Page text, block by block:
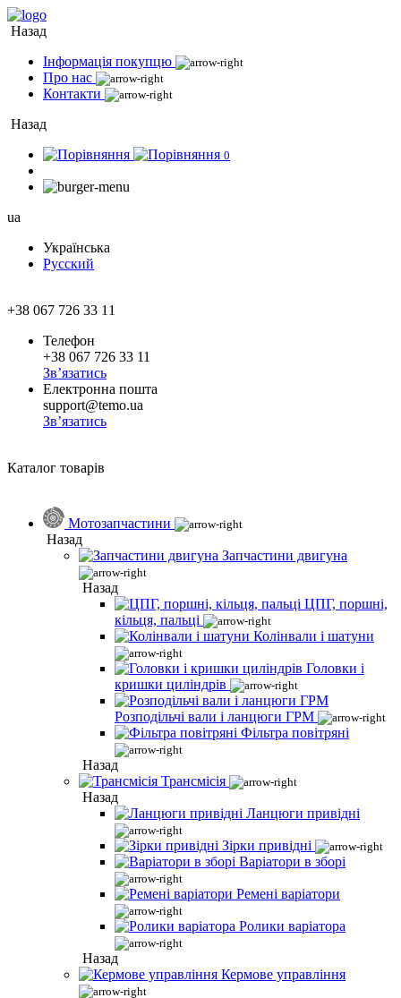
Назад
Інформація покупцю
Про нас
Контакти
Назад
0
ua
Українська
Русский
+38 067 726 33 11
Телефон
+38 067 726 33 11
Зв’язатись
Електронна пошта
support@temo.ua
Зв’язатись
Каталог товарів
Мотозапчастини
Назад
Запчастини двигуна
Назад
ЦПГ, поршні,
кільця, пальці
Колінвали і шатуни
Головки і
кришки циліндрів
Розподільчі вали і ланцюги ГРМ
Фільтра повітряні
Назад
Трансмісія
Назад
Ланцюги привідні
Зірки привідні
Варіатори в зборі
Ремені варіатори
Ролики варіатора
Назад
Кермове управління